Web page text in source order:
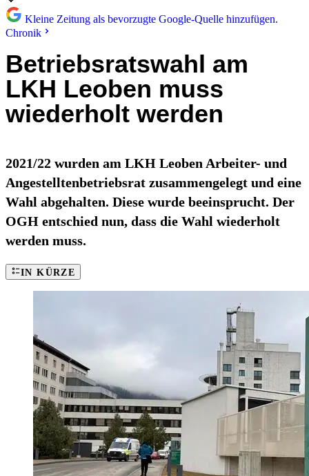
Kleine Zeitung als bevorzugte Google-Quelle hinzufügen.
Chronik
Betriebsratswahl am
LKH Leoben muss
wiederholt werden
2021/22 wurden am LKH Leoben Arbeiter- und
Angestelltenbetriebsrat zusammengelegt und eine
Wahl abgehalten. Diese wurde beeinsprucht. Der
OGH entschied nun, dass die Wahl wiederholt
werden muss.
IN KÜRZE